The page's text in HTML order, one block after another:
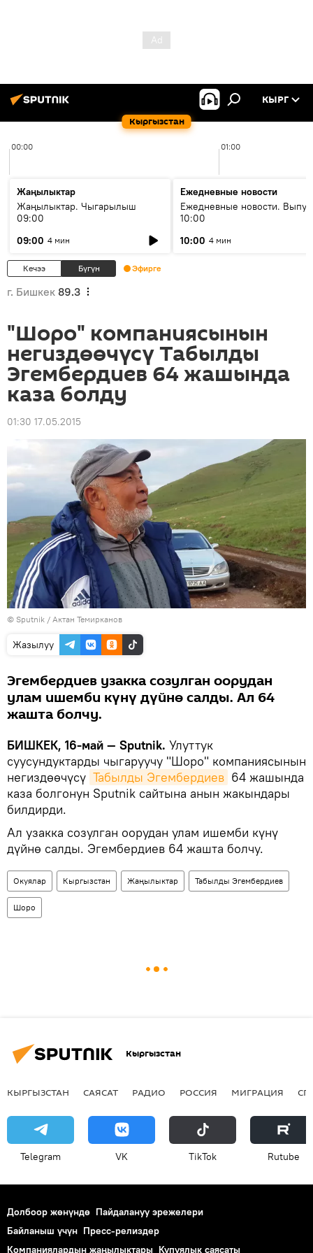
Кыргызстан
КЫРГ
00:00 01:00
Жаңылыктар
Жаңылыктар. Чыгарылыш
09:00
09:00 4 мин
Ежедневные новости
Ежедневные новости.
10:00
10:00 4 мин
Кечээ Бүгүн Эфирге
г. Бишкек 89.3
"Шоро" компаниясынын
негиздөөчүсү Табылды
Эгембердиев 64 жашында
каза болду
01:30 17.05.2015
© Sputnik / Актан Темирканов
Жазылуу
Эгембердиев узакка созулган оорудан
улам ишемби күнү дүйнө салды. Ал 64
жашта болчу.
БИШКЕК, 16-май — Sputnik. Улуттук
суусундуктарды чыгаруучу "Шоро" компаниясынын
негиздөөчүсү Табылды Эгембердиев 64 жашында
каза болгонун Sputnik сайтына анын жакындары
билдирди.
Ал узакка созулган оорудан улам ишемби күнү
дүйнө салды. Эгембердиев 64 жашта болчу.
Окуялар Кыргызстан Жаңылыктар Табылды Эгембердиев
Шоро
Кыргызстан
КЫРГЫЗСТАН САЯСАТ РАДИО РОССИЯ МИГРАЦИЯ
Telegram VK ТikТоk Rutube
Долбоор жөнүндө Пайдалануу эрежелери
Байланыш үчүн Пресс-релиздер
Компаниялардын жаңылыктары Купуялык саясаты